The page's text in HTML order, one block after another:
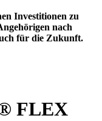
Investitionen zu
nach
für die Zukunft.
FLEX